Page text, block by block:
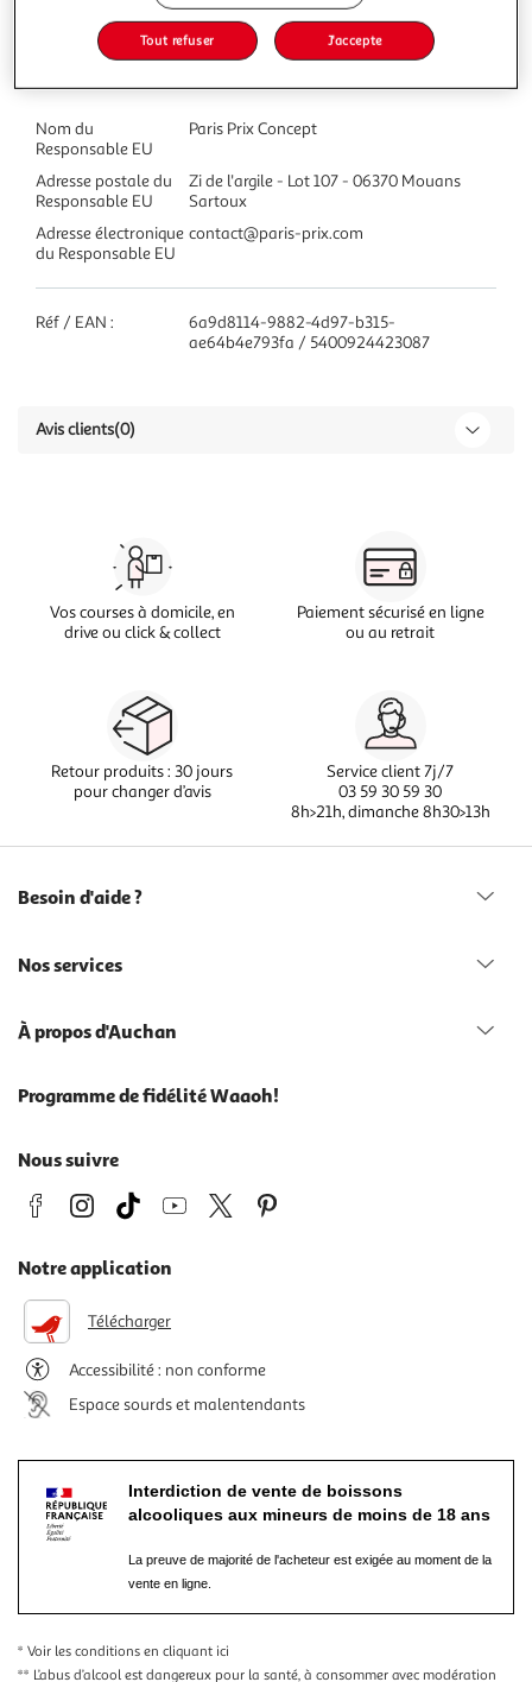
Caractéristiques
Nom du
Responsable EU
Paris Prix Concept
Adresse postale du
Responsable EU
Zi de l'argile - Lot 107 - 06370 Mouans
Sartoux
Adresse électronique
du Responsable EU
contact@paris-prix.com
Réf / EAN :
6a9d8114-9882-4d97-b315-
ae64b4e793fa / 5400924423087
Avis clients(0)
Vos courses à domicile, en
drive ou click & collect
Paiement sécurisé en ligne
ou au retrait
Retour produits : 30 jours
pour changer d’avis
Service client 7j/7
03 59 30 59 30
8h>21h, dimanche 8h30>13h
Besoin d'aide ?
Nos services
À propos d'Auchan
Programme de fidélité Waaoh!
Nous suivre
Notre application
Télécharger
Accessibilité : non conforme
Espace sourds et malentendants
Interdiction de vente de boissons
alcooliques aux mineurs de moins de 18 ans
La preuve de majorité de l'acheteur est exigée au moment de la
vente en ligne.
* Voir les conditions en cliquant ici
** L’abus d’alcool est dangereux pour la santé, à consommer avec modération
Tout refuser J'accepte